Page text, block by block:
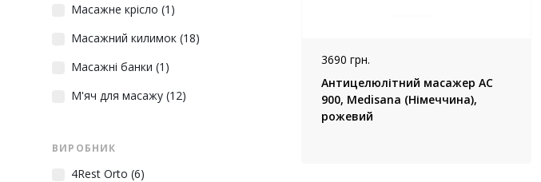
Масажне крісло (1)
Масажний килимок (18)
Масажні банки (1)
М'яч для масажу (12)
ВИРОБНИК
4Rest Оrto (6)
3690 грн.
Антицелюлітний масажер AC
900, Medisana (Німеччина),
рожевий